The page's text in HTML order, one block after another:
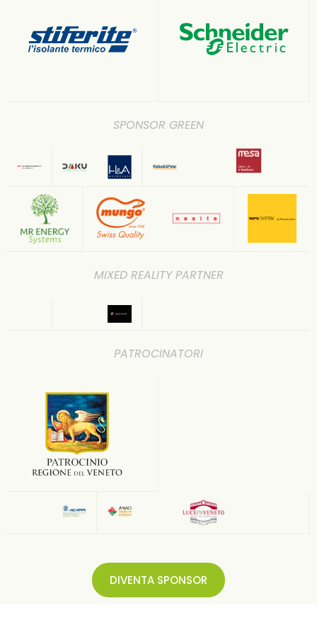
SPONSOR GREEN
MIXED REALITY PARTNER
PATROCINATORI
DIVENTA SPONSOR